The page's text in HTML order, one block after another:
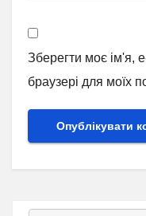
Зберегти моє ім'я,
браузері для моїх